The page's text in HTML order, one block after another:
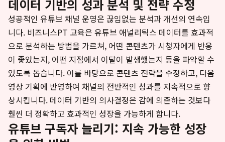
데이터 기반의 성과 분석 및 전략 수정
성공적인 유튜브 채널 운영은 끊임없는 분석과 개선의 연속입
니다. 비즈니스PT 교육은 유튜브 애널리틱스 데이터를 효과적
으로 분석하는 방법을 가르쳐, 어떤 콘텐츠가 시청자에게 반응
이 좋았는지, 어떤 지점에서 이탈이 발생했는지 등을 파악할 수
있도록 돕습니다. 이를 바탕으로 콘텐츠 전략을 수정하고, 다음
영상 기획에 반영하여 채널의 전반적인 성과를 지속적으로 향
상시킵니다. 데이터 기반의 의사결정은 감에 의존하는 것보다
훨씬 더 정확하고 효과적인 성장을 가능하게 합니다.
유튜브 구독자 늘리기: 지속 가능한 성장